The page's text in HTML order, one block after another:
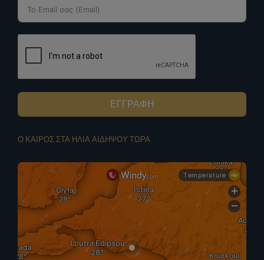
ΕΓΓΡΑΦΗ
Ο ΚΑΙΡΟΣ ΣΤΑ ΗΛΙΑ ΑΙΔΗΨΟΥ ΤΩΡΑ